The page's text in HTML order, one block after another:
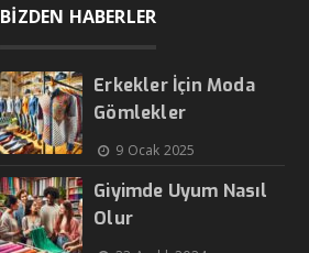
BİZDEN HABERLER
Erkekler İçin Moda
Gömlekler
9 Ocak 2025
Giyimde Uyum Nasıl
Olur